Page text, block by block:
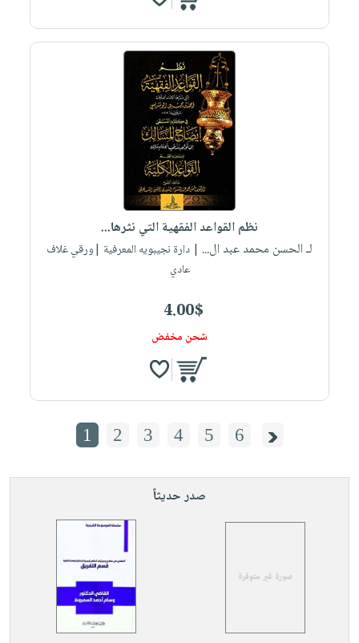
نظم القواعد الفقهية التي نثرها...
لـ الحسن محمد عبد ال... | دارة نجيبويه المعرفية |ورقي غلاف
عادي
4.00$
شحن مخفض
1 2 3 4 5 6
صدر حديثاً